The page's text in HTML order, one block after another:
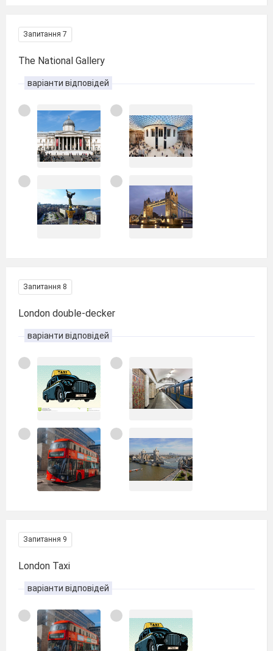
Запитання 7
The National Gallery
варіанти відповідей
Запитання 8
London double-decker
варіанти відповідей
Запитання 9
London Taxi
варіанти відповідей